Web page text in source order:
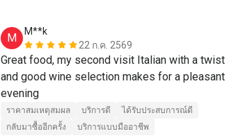
M
M**k
22 ก.ค. 2569
Great food, my second visit Italian with a twist
and good wine selection makes for a pleasant
ราคาสมเหตุสมผล บริการดี
ได้รับประสบการณ์ดี
กลับมาซื้ออีกครั้ง
บริการแบบมืออาชีพ